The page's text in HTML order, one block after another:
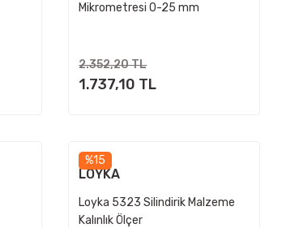
Mikrometresi 0-25 mm
2.352,20 TL
1.737,10 TL
%15
LOYKA
Loyka 5323 Silindirik Malzeme
Kalınlık Ölçer